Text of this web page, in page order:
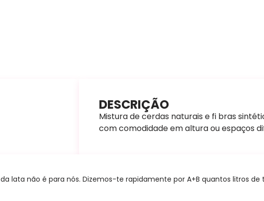
DESCRIÇÃO
Mistura de cerdas naturais e fi bras
com comodidade em altura ou espaços
lata não é para nós. Dizemos-te rapidamente por A+B quantos litros de